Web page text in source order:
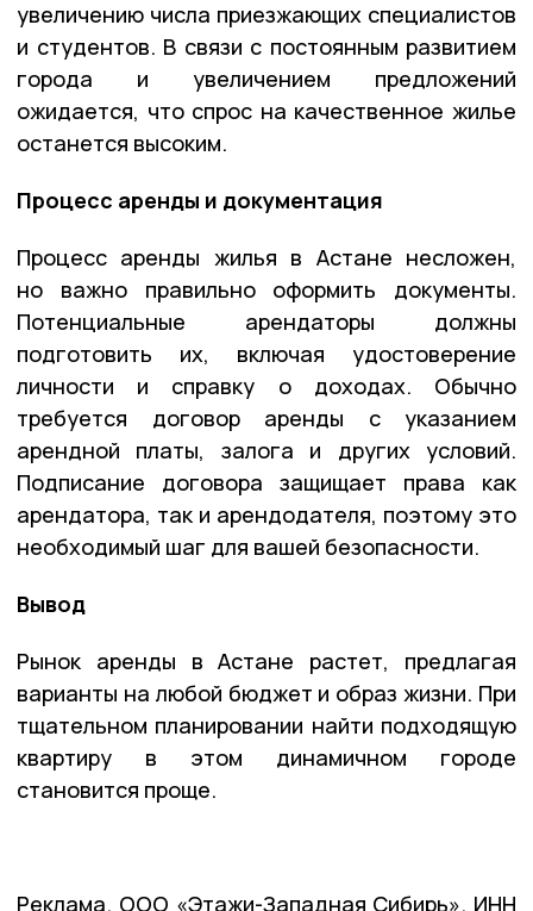
увеличению числа приезжающих специалистов
и студентов. В связи с постоянным развитием
города и увеличением предложений
ожидается, что спрос на качественное жилье
останется высоким.
Процесс аренды и документация
Процесс аренды жилья в Астане несложен,
но важно правильно оформить документы.
Потенциальные арендаторы должны
подготовить их, включая удостоверение
личности и справку о доходах. Обычно
требуется договор аренды с указанием
арендной платы, залога и других условий.
Подписание договора защищает права как
арендатора, так и арендодателя, поэтому это
необходимый шаг для вашей безопасности.
Вывод
Рынок аренды в Астане растет, предлагая
варианты на любой бюджет и образ жизни. При
тщательном планировании найти подходящую
квартиру в этом динамичном городе
становится проще.
Реклама. ООО «Этажи-Западная Сибирь». ИНН